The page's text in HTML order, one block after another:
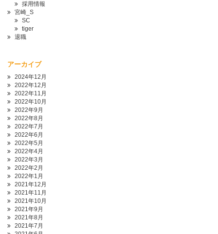
採用情報
宮崎_S
SC
tiger
退職
アーカイブ
2024年12月
2022年12月
2022年11月
2022年10月
2022年9月
2022年8月
2022年7月
2022年6月
2022年5月
2022年4月
2022年3月
2022年2月
2022年1月
2021年12月
2021年11月
2021年10月
2021年9月
2021年8月
2021年7月